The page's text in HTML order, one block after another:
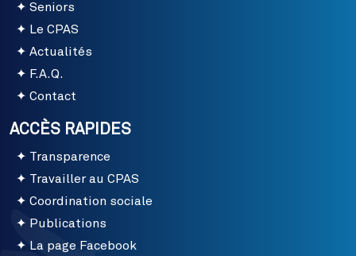
Seniors
Le CPAS
Actualités
F.A.Q.
Contact
ACCÈS RAPIDES
Transparence
Travailler au CPAS
Coordination sociale
Publications
La page Facebook